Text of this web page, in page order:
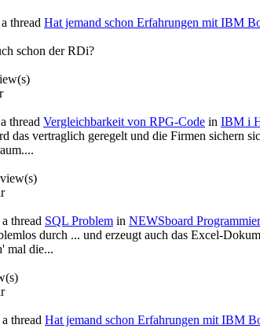
thread Hat jemand schon Erfahrungen mit IBM
schon der RDi?
thread Vergleichbarkeit von RPG-Code in IBM i
das vertraglich geregelt und die Firmen sichern
thread SQL Problem in NEWSboard
durch ... und erzeugt auch das Excel-
mal die...
thread Hat jemand schon Erfahrungen mit IBM